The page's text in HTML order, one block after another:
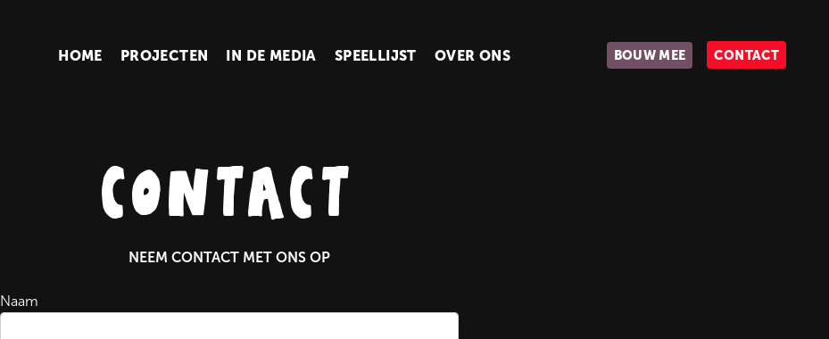
HOME PROJECTEN IN DE MEDIA SPEELLIJST OVER ONS BOUW MEE CONTACT
contact
NEEM CONTACT MET ONS OP
Naam